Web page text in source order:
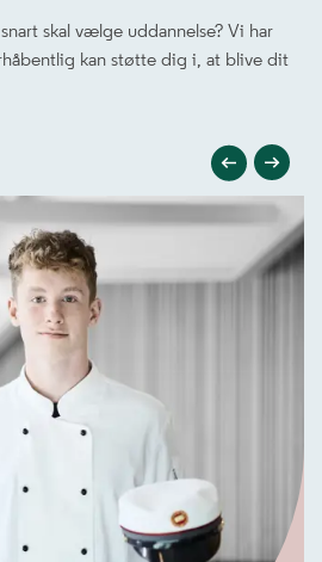
skal vælge uddannelse? Vi har
kan støtte dig i, at blive dit